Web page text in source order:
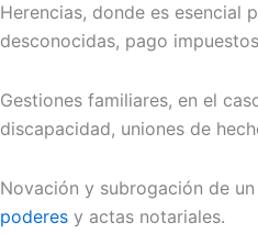
Herencias, donde es esencial
desconocidas, pago
Gestiones familiares, en el
discapacidad, uniones de
Novación y subrogación de
poderes y actas notariales.